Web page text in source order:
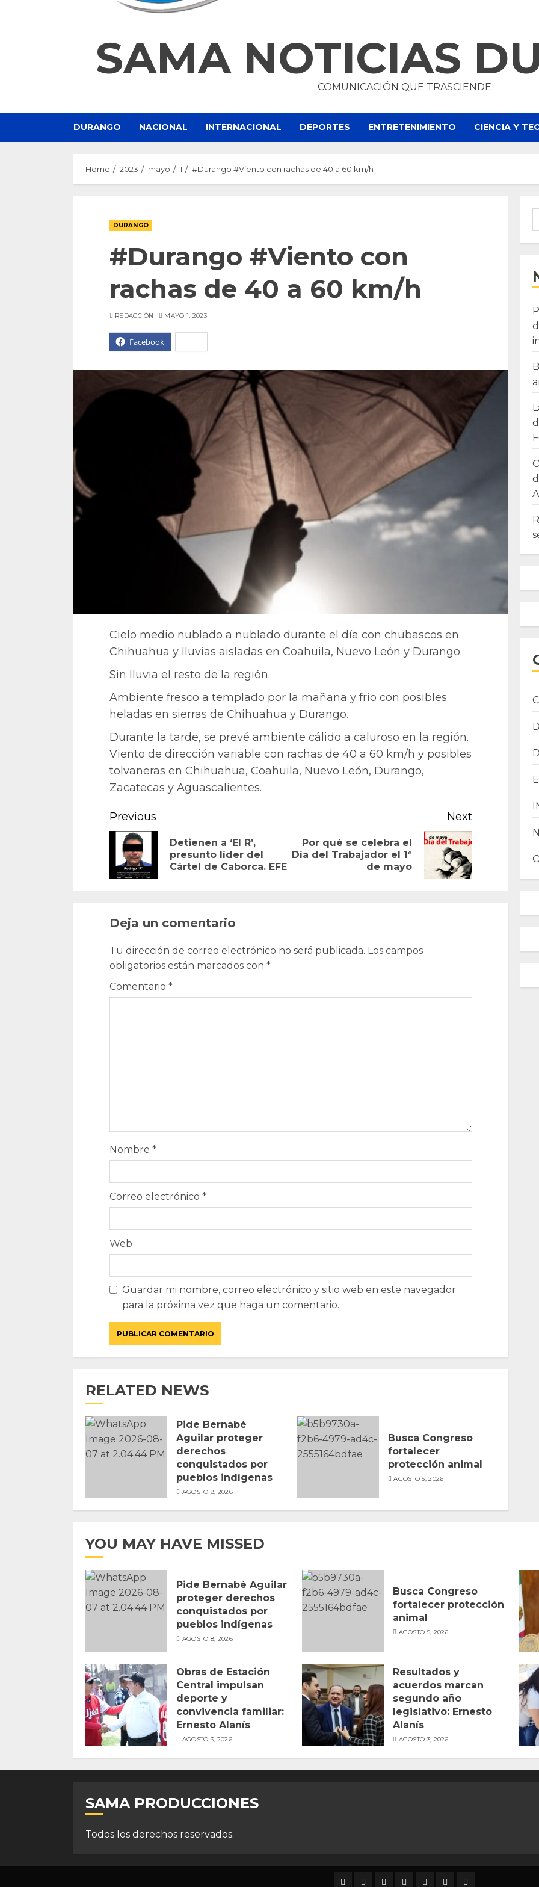
SAMA NOTICIAS
COMUNICACIÓN QUE TRASCIENDE
DURANGO NACIONAL INTERNACIONAL DEPORTES ENTRETENIMIENTO CIENCIA Y
Home 2023 mayo 1 #Durango #Viento con rachas de 40 a 60 km/h
DURANGO
#Durango #Viento con
rachas de 40 a 60 km/h
Facebook
REDACCIÓN MAYO 1, 2023
Cielo medio nublado a nublado durante el día con chubascos en
Chihuahua y lluvias aisladas en Coahuila, Nuevo León y Durango.
Sin lluvia el resto de la región.
Ambiente fresco a templado por la mañana y frío con posibles
heladas en sierras de Chihuahua y Durango.
Durante la tarde, se prevé ambiente cálido a caluroso en la región.
Viento de dirección variable con rachas de 40 a 60 km/h y posibles
tolvaneras en Chihuahua, Coahuila, Nuevo León, Durango,
Zacatecas y Aguascalientes.
Continue
Reading
Previous
Previous
Detienen a ‘El R’,
presunto líder del
Cártel de Caborca. EFE
Next
Next
Por qué se celebra el
Día del Trabajador el 1°
de mayo
Deja un comentario
Tu dirección de correo electrónico no será publicada. Los campos
obligatorios están marcados con *
Comentario *
Nombre *
Correo electrónico *
Web
Guardar mi nombre, correo electrónico y sitio web en este navegador
para la próxima vez que haga un comentario.
RELATED NEWS
Pide Bernabé
Aguilar proteger
derechos
conquistados por
pueblos indígenas
AGOSTO 8, 2026
Busca Congreso
fortalecer
protección animal
AGOSTO 5, 2026
YOU MAY HAVE MISSED
Pide Bernabé Aguilar
proteger derechos
conquistados por
pueblos indígenas
AGOSTO 8, 2026
Busca Congreso
fortalecer protección
animal
AGOSTO 5, 2026
Obras de Estación
Central impulsan
deporte y
convivencia familiar:
Ernesto Alanís
AGOSTO 3, 2026
Resultados y
acuerdos marcan
segundo año
legislativo: Ernesto
Alanís
AGOSTO 3, 2026
SAMA PRODUCCIONES
Todos los derechos reservados.
DURANGO
NACIONAL
INTERNACIONAL
DEPORTES
ENTRETENIMIENTO
CIENCIAOPINION